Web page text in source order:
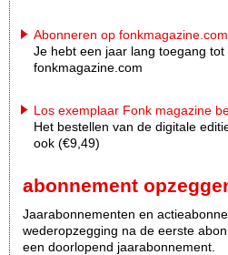
Abonneren op fonkmagazine.com
Je hebt een jaar lang toegang tot
fonkmagazine.com
Los exemplaar Fonk magazine
Het bestellen van de digitale
ook (€9,49)
abonnement
Jaarabonnementen en
wederopzegging na de eerste
een doorlopend jaarabonnement.